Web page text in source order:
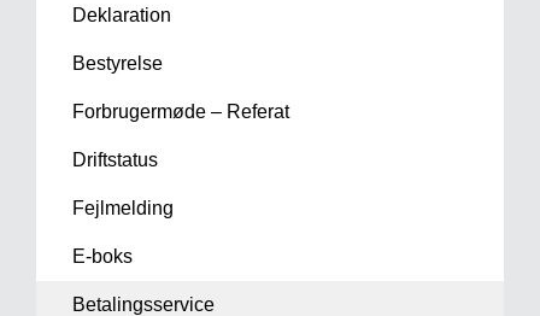
Deklaration
Bestyrelse
Forbrugermøde – Referat
Driftstatus
Fejlmelding
E-boks
Betalingsservice